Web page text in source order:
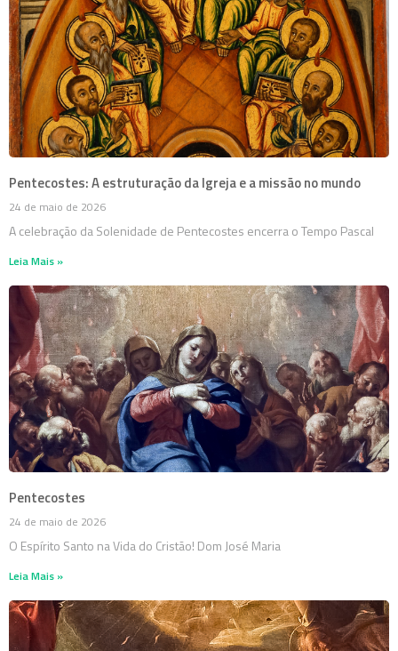
Pentecostes: A estruturação da Igreja e a missão no mundo
24 de maio de 2026
A celebração da Solenidade de Pentecostes encerra o Tempo Pascal
Leia Mais »
Pentecostes
24 de maio de 2026
O Espírito Santo na Vida do Cristão! Dom José Maria
Leia Mais »